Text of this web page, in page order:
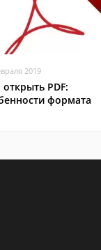
2019
PDF:
формата